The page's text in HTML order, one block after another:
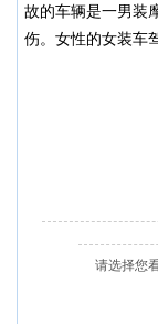
故的车辆是一男装
伤。女性的女装车
请选择您